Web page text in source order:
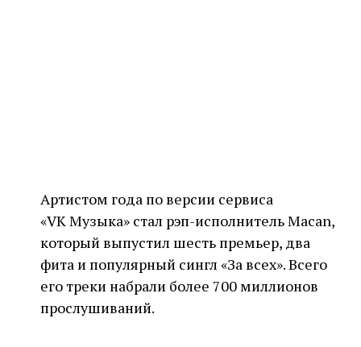
Артистом года по версии сервиса
«VK Музыка» стал рэп-исполнитель Macan,
который выпустил шесть премьер, два
фита и популярный сингл «За всех». Всего
его треки набрали более 700 миллионов
прослушиваний.